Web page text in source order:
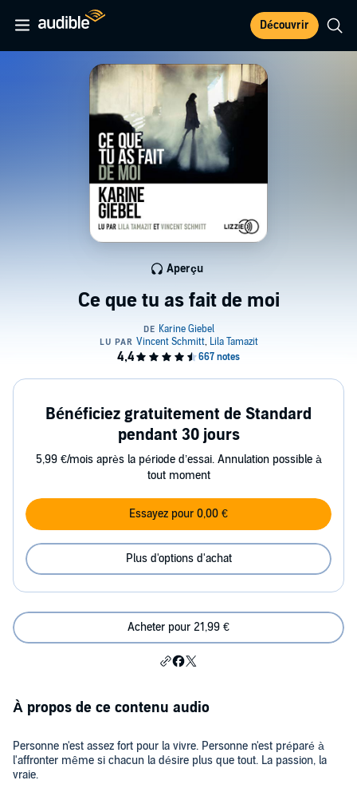
Découvrir
Ce que tu as fait de moi
Aperçu
Bénéficiez gratuitement de Standard
pendant 30 jours
5,99 €/mois après la période d’essai. Annulation possible à
tout moment
Essayez pour 0,00 €
Plus d'options d'achat
Acheter pour 21,99 €
À propos de ce contenu audio
Personne n'est assez fort pour la vivre. Personne n'est préparé à
l'affronter même si chacun la désire plus que tout. La passion, la
vraie.